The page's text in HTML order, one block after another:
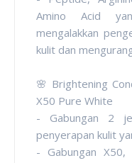
Amino Acid
mengalakkan
kulit dan
🌸 Brightening
X50 Pure White
- Gabungan 2
penyerapan kulit
- Gabungan